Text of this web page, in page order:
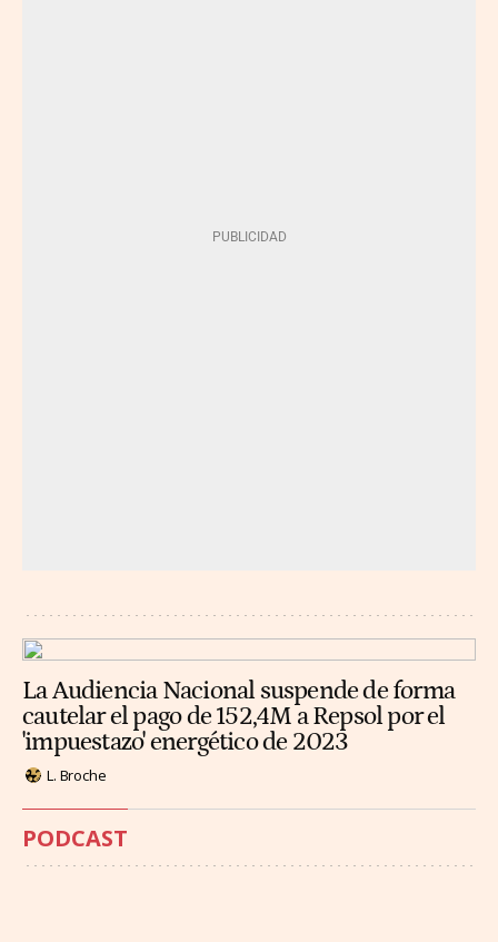
La Audiencia Nacional suspende de forma
cautelar el pago de 152,4M a Repsol por el
'impuestazo' energético de 2023
L. Broche
PODCAST